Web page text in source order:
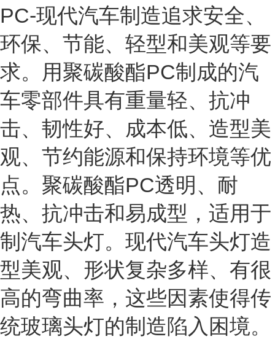
PC-现代汽车制造追求安全、
环保、节能、轻型和美观等要
求。用聚碳酸酯PC制成的汽
车零部件具有重量轻、抗冲
击、韧性好、成本低、造型美
观、节约能源和保持环境等优
点。聚碳酸酯PC透明、耐
热、抗冲击和易成型，适用于
制汽车头灯。现代汽车头灯造
型美观、形状复杂多样、有很
高的弯曲率，这些因素使得传
统玻璃头灯的制造陷入困境。